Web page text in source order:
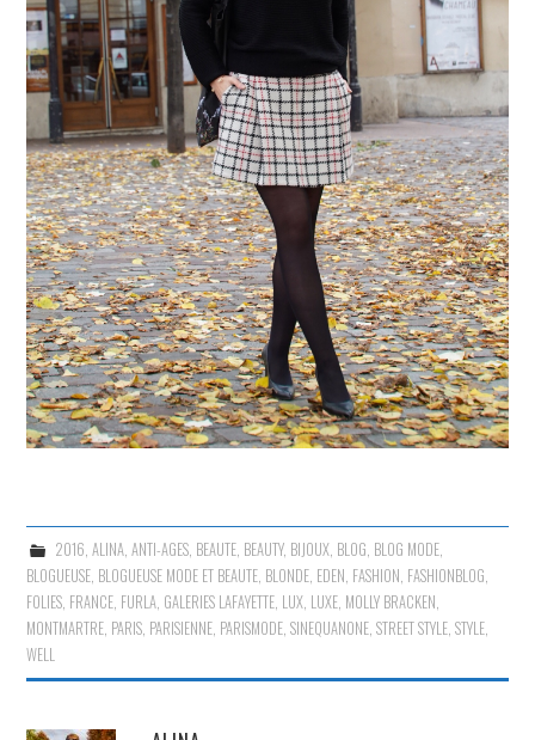
2016, ALINA, ANTI-AGES, BEAUTE, BEAUTY, BIJOUX, BLOG, BLOG MODE,
BLOGUEUSE, BLOGUEUSE MODE ET BEAUTE, BLONDE, EDEN, FASHION, FASHIONBLOG,
FOLIES, FRANCE, FURLA, GALERIES LAFAYETTE, LUX, LUXE, MOLLY BRACKEN,
MONTMARTRE, PARIS, PARISIENNE, PARISMODE,SINEQUANONE,STREET STYLE,STYLE,
WELL